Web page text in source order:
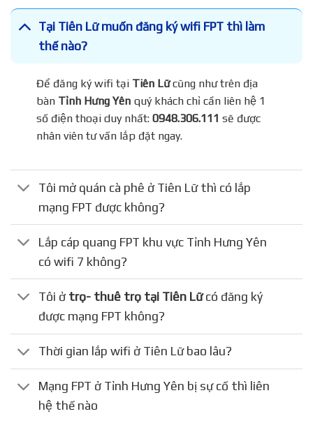
Tại Tiên Lữ muốn đăng ký wifi FPT thì làm
thế nào?
Để đăng ký wifi tạiTiên Lữcũng như trên địa
bànTỉnh Hưng Yênquý khách chỉ cần liên hệ 1
số điện thoại duy nhất:0948.306.111 sẽ được
nhân viên tư vấn lắp đặt ngay.
Tôi mở quán cà phê ở Tiên Lữ thì có lắp
mạng FPT được không?
Lắp cáp quang FPT khu vực Tỉnh Hưng Yên
có wifi 7 không?
Tôi ở trọ- thuê trọ tại Tiên Lữcó đăng ký
được mạng FPT không?
Thời gian lắp wifi ở Tiên Lữ bao lâu?
Mạng FPT ở Tỉnh Hưng Yên bị sự cố thì liên
hệ thế nào